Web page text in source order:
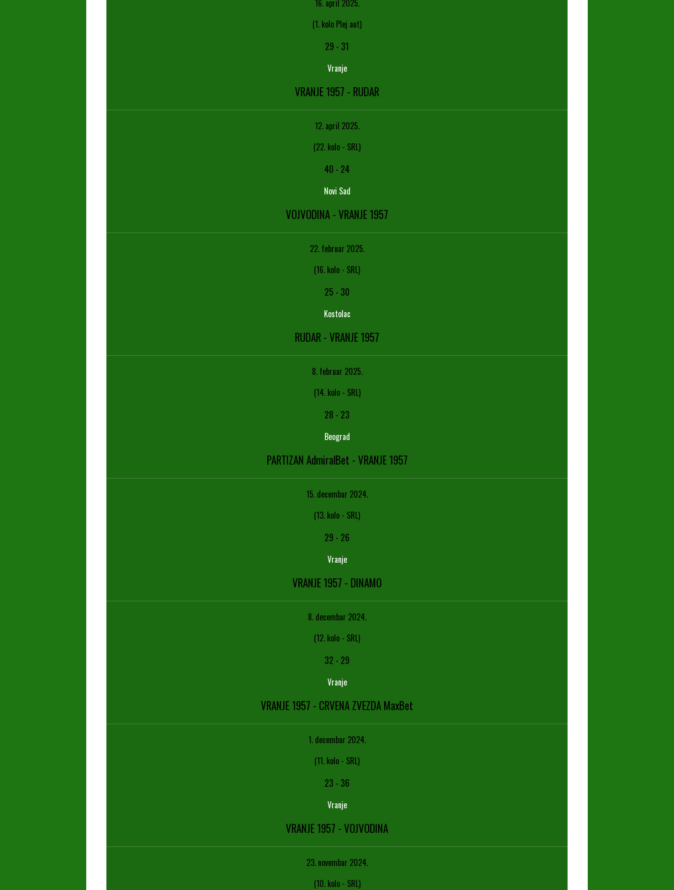
16. april 2025.
(1. kolo Plej aut)
29 - 31
Vranje
VRANJE 1957 - RUDAR
12. april 2025.
(22. kolo - SRL)
40 - 24
Novi Sad
VOJVODINA - VRANJE 1957
22. februar 2025.
(16. kolo - SRL)
25 - 30
Kostolac
RUDAR - VRANJE 1957
8. februar 2025.
(14. kolo - SRL)
28 - 23
Beograd
PARTIZAN AdmiralBet - VRANJE 1957
15. decembar 2024.
(13. kolo - SRL)
29 - 26
Vranje
VRANJE 1957 - DINAMO
8. decembar 2024.
(12. kolo - SRL)
32 - 29
Vranje
VRANJE 1957 - CRVENA ZVEZDA MaxBet
1. decembar 2024.
(11. kolo - SRL)
23 - 36
Vranje
VRANJE 1957 - VOJVODINA
23. novembar 2024.
(10. kolo - SRL)